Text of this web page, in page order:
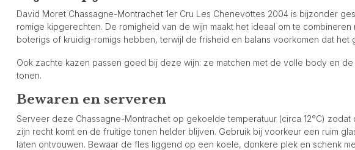
David Moret Chassagne-Montrachet 1er Cru Les Chenevottes 2004 is bijzonder
romige kipgerechten. De romigheid van de wijn maakt het ideaal om te combineren
boterigs of kruidig-romigs hebben, terwijl de frisheid en balans voorkomen dat het
Ook zachte kazen passen goed bij deze wijn: ze matchen met de volle body en
tonen.
Bewaren en serveren
Serveer deze Chassagne-Montrachet op gekoelde temperatuur (circa 12°C) zodat
zijn recht komt en de fruitige tonen helder blijven. Gebruik bij voorkeur een ruim
laten ontvouwen. Bewaar de fles liggend op een koele, donkere plek en schenk